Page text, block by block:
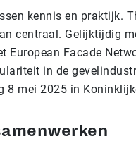
kennis en praktijk.
centraal. Gelijktijdig
European Facade
in de
8 mei 2025 in